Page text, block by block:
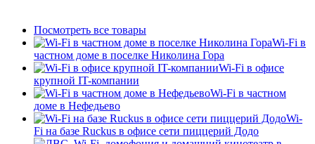
Посмотреть все товары
Wi-Fi в
частном доме в поселке Николина Гора
Wi-Fi в офисе
крупной IT-компании
Wi-Fi в частном
доме в Нефедьево
Wi-
Fi на базе Ruckus в офисе сети пиццерий Додо